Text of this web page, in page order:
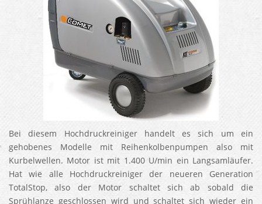
Bei diesem Hochdruckreiniger handelt es sich um ein
gehobenes Modelle mit Reihenkolbenpumpen also mit
Kurbelwellen. Motor ist mit 1.400 U/min ein Langsamläufer.
Hat wie alle Hochdruckreiniger der neueren Generation
TotalStop, also der Motor schaltet sich ab sobald die
Sprühlanze geschlossen wird und schaltet sich wieder ein